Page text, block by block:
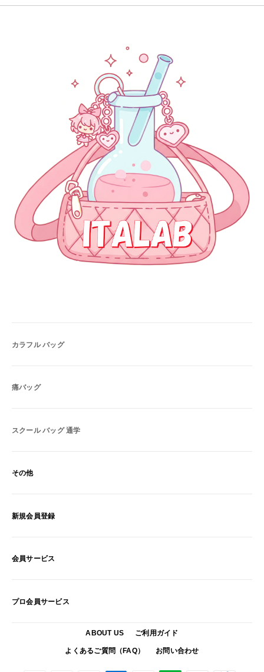
カラフル バッグ
痛バッグ
スクール バッグ 通学
その他
新規会員登録
会員サービス
プロ会員サービス
ABOUT US ご利用ガイド
よくあるご質問（FAQ） お問い合わせ